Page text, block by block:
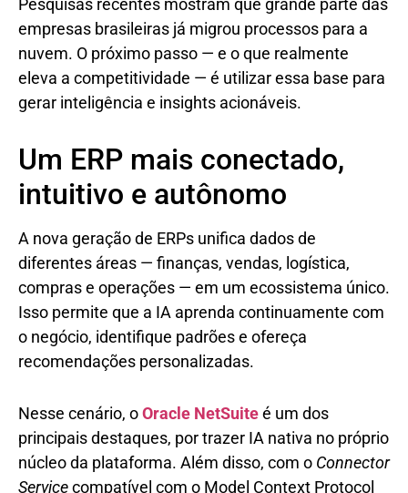
Pesquisas recentes mostram que grande parte das
empresas brasileiras já migrou processos para a
nuvem. O próximo passo — e o que realmente
eleva a competitividade — é utilizar essa base para
gerar inteligência e insights acionáveis.
Um ERP mais conectado,
intuitivo e autônomo
A nova geração de ERPs unifica dados de
diferentes áreas — finanças, vendas, logística,
compras e operações — em um ecossistema único.
Isso permite que a IA aprenda continuamente com
o negócio, identifique padrões e ofereça
recomendações personalizadas.
Nesse cenário, oOracle NetSuiteé um dos
principais destaques, por trazer IA nativa no próprio
núcleo da plataforma. Além disso, com o Connector
Servicecompatível com o Model Context Protocol